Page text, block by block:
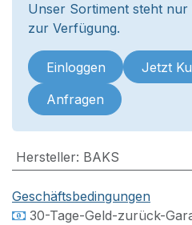
Unser Sortiment steht nur
zur Verfügung.
Einloggen Jetzt
Anfragen
Hersteller: BAKS
Geschäftsbedingungen
30-Tage-Geld-zurück-